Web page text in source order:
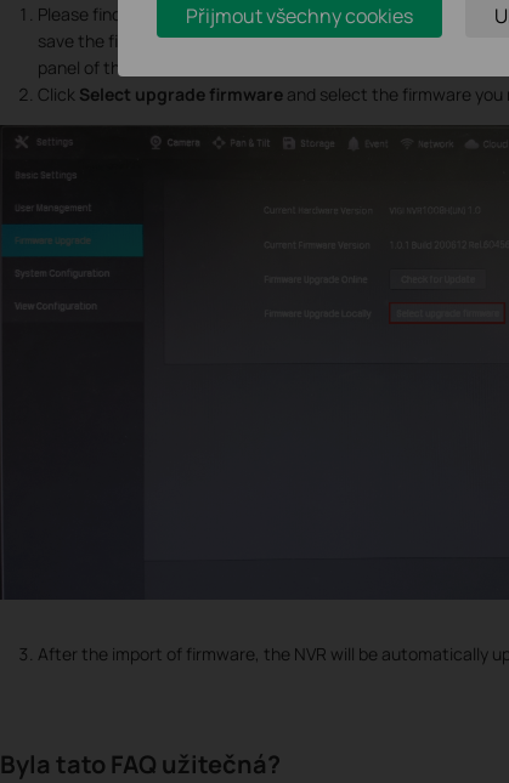
Please find your NVR atTP-Link Download Center ,
save the file of firmware to your USB drive. Insert your USB
panel of the NVR.
Click Select upgrade firmware and select the firmware you
After the import of firmware, the NVR will be automatically
Byla tato FAQ užitečná?
Přijmout všechny cookies